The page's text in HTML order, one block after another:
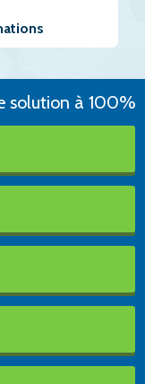
solution à 100%